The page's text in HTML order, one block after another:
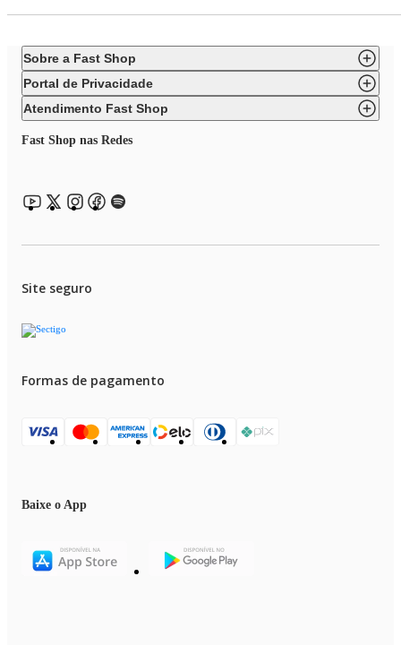
Sobre a Fast Shop
Portal de Privacidade
Atendimento Fast Shop
Fast Shop nas Redes
Site seguro
Formas de pagamento
Baixe o App